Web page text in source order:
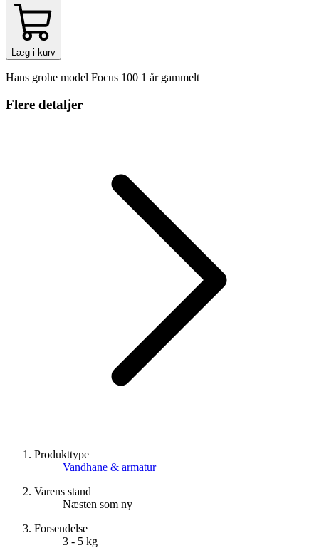
Læg i kurv
Hans grohe model Focus 100 1 år gammelt
Flere detaljer
Produkttype
Vandhane & armatur
Varens stand
Næsten som ny
Forsendelse
3 - 5 kg